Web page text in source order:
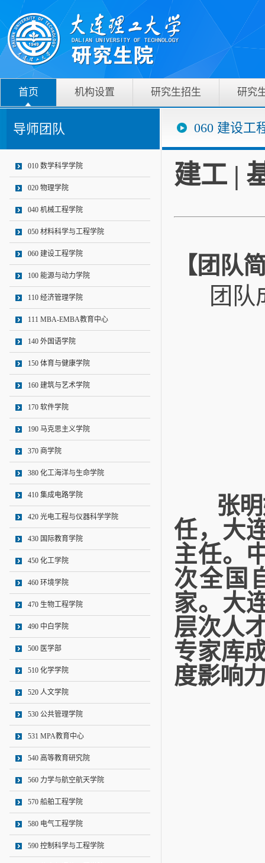
首页 机构设置 研究生招生 研究
导师团队
010 数学科学学院
020 物理学院
040 机械工程学院
050 材料科学与工程学院
060 建设工程学院
100 能源与动力学院
110 经济管理学院
111 MBA-EMBA教育中心
140 外国语学院
150 体育与健康学院
160 建筑与艺术学院
170 软件学院
190 马克思主义学院
370 商学院
380 化工海洋与生命学院
410 集成电路学院
420 光电工程与仪器科学学院
430 国际教育学院
450 化工学院
460 环境学院
470 生物工程学院
490 中白学院
500 医学部
510 化学学院
520 人文学院
530 公共管理学院
531 MPA教育中心
540 高等教育研究院
560 力学与航空航天学院
570 船舶工程学院
580 电气工程学院
590 控制科学与工程学院
060 建设工
建工 |
【团队
团队
张明
任，大
主任。
次全国
家。大
层次人
专家库
度影响